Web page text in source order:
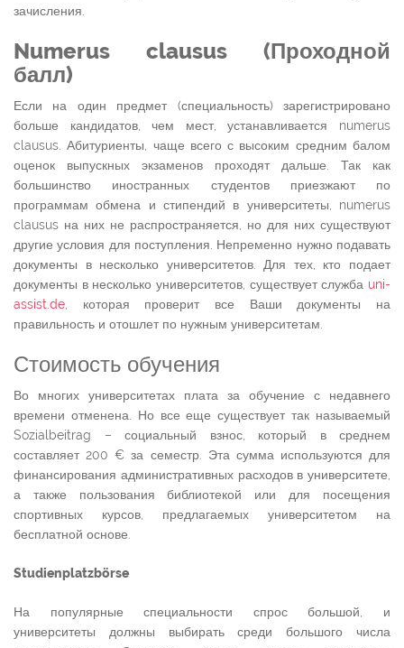
зачисления.
Numerus clausus (Проходной
балл)
Если на один предмет (специальность) зарегистрировано
больше кандидатов, чем мест, устанавливается numerus
clausus. Абитуриенты, чаще всего с высоким средним балом
оценок выпускных экзаменов проходят дальше. Так как
большинство иностранных студентов приезжают по
программам обмена и стипендий в университеты, numerus
clausus на них не распространяется, но для них существуют
другие условия для поступления. Непременно нужно подавать
документы в несколько университетов. Для тех, кто подает
документы в несколько университетов, существует служба uni-
assist.de , которая проверит все Ваши документы на
правильность и отошлет по нужным университетам.
Стоимость обучения
Во многих университетах плата за обучение с недавнего
времени отменена. Но все еще существует так называемый
Sozialbeitrag – социальный взнос, который в среднем
составляет 200 € за семестр. Эта сумма используются для
финансирования административных расходов в университете,
а также пользования библиотекой или для посещения
спортивных курсов, предлагаемых университетом на
бесплатной основе.
Studienplatzbörse
На популярные специальности спрос большой, и
университеты должны выбирать среди большого числа